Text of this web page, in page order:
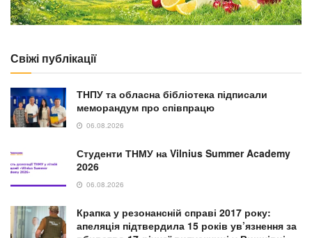
Свіжі публікації
ТНПУ та обласна бібліотека підписали
меморандум про співпрацю
06.08.2026
Студенти ТНМУ на Vilnius Summer Academy
2026
06.08.2026
Крапка у резонансній справі 2017 року:
апеляція підтвердила 15 років ув’язнення за